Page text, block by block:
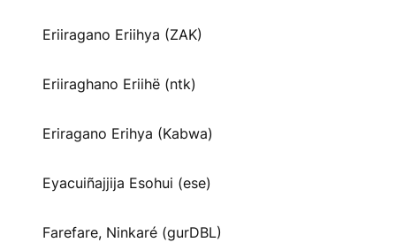
Eriiragano Eriihya (ZAK)
Eriiraghano Eriihë (ntk)
Eriragano Erihya (Kabwa)
Eyacuiñajjija Esohui (ese)
Farefare, Ninkaré (gurDBL)